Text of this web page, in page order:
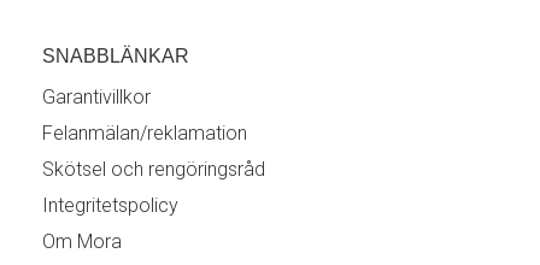
SNABBLÄNKAR
Garantivillkor
Felanmälan/reklamation
Skötsel och rengöringsråd
Integritetspolicy
Om Mora